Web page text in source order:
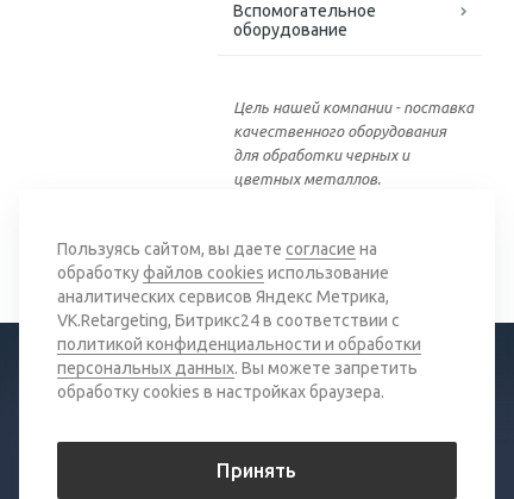
Вспомогательное
оборудование
Цель нашей компании - поставка
качественного оборудования
для обработки черных и
цветных металлов.
Вернуться к списку
© 2026 Все права защищены.
Пользуясь сайтом, вы даете согласие на
обработкуфайлов cookies использование
аналитических сервисов Яндекс Метрика,
VK.Retargeting, Битрикс24 в соответствии с
политикой конфиденциальности и обработки
персональных данных. Вы можете запретить
обработку cookies в настройках браузера.
Принять